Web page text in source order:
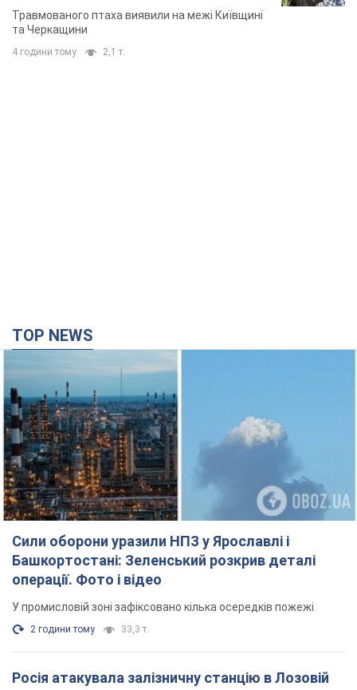
Травмованого птаха виявили на межі Київщині
та Черкащини
4 години тому 2,1 т.
TOP NEWS
Сили оборони уразили НПЗ у Ярославлі і
Башкортостані: Зеленський розкрив деталі
операції. Фото і відео
У промисловій зоні зафіксовано кілька осередків пожежі
2 години тому 33,3 т.
Росія атакувала залізничну станцію в Лозовій